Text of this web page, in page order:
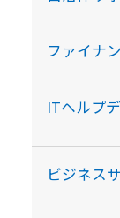
ファイナ
ITヘルプ
ビジネス